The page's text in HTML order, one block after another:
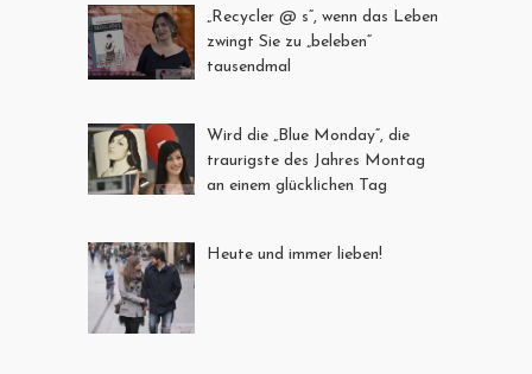
„Recycler @ s“, wenn das Leben
zwingt Sie zu „beleben“
tausendmal
Wird die „Blue Monday“, die
traurigste des Jahres Montag
an einem glücklichen Tag
Heute und immer lieben!